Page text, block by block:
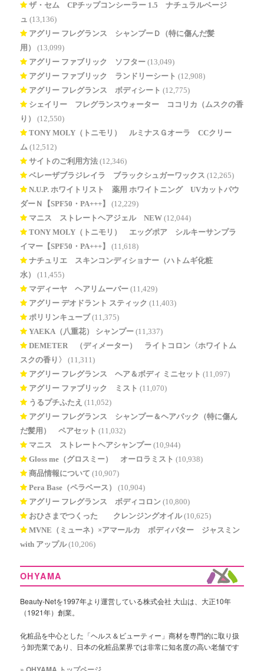
ザ・セム CPチップコンシーラー 1.5 ナチュラルベージ
ュ (13,136)
アグリー フレグランス シャンプーＤ（特に傷んだ髪
用）
(13,099)
アグリー ファブリック ソフター (13,049)
アグリー ファブリック ランドリーシート (12,908)
アグリー フレグランス ボディシート (12,775)
シェイリー フレグランスウォーター ココリカ（ムスクの香
り）
(12,550)
TONY MOLY（トニモリ） ルミナスＧオーラ CCクリー
ム (12,512)
サイトのご利用方法 (12,346)
ベレーザブラジレイラ ブラックシュガーワックス (12,265)
N.U.P. ホワイトリスト 薬用 ホワイトニング UVカットパウ
ダーＮ【SPF50・PA+++】
(12,229)
マニス ストレートヘアジェル NEW (12,044)
TONY MOLY（トニモリ） エッグポア シルキーサンプラ
イマー【SPF50・PA+++】
(11,618)
ナチュリエ スキンコンディショナー（ハトムギ化粧
水）
(11,455)
マディーヤ ヘアリムーバー (11,429)
アグリー デオドラント スティック (11,403)
ポリリンキューブ (11,375)
YAEKA（八重花） シャンプー (11,337)
DEMETER®（ディメーター） ライトコロン〈ホワイトム
スクの香り〉
(11,311)
アグリー フレグランス ヘア＆ボディ ミニセット (11,097)
アグリー ファブリック ミスト (11,070)
うるプチふたえ (11,052)
アグリー フレグランス シャンプー＆ヘアパック（特に傷ん
だ髪用） ペアセット (11,032)
マニス ストレートヘアシャンプー (10,944)
Gloss me（グロスミー） オーロラミスト (10,938)
商品情報について (10,907)
Pera Base（ペラベース）
(10,904)
アグリー フレグランス ボディコロン (10,800)
おひさまでつくった® クレンジングオイル (10,625)
MVNE（ミューネ）×アマールカ ボディバター ジャスミン
with アップル (10,206)
OHYAMA
Beauty-Netを1997年より運営している株式会社 大山は、大正10年
（1921年）創業。
化粧品を中心とした「ヘルス＆ビューティー」商材を専門的に取り扱
う卸売業であり、日本の化粧品業界では非常に知名度の高い老舗です